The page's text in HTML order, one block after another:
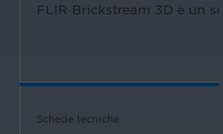
FLIR Brickstream 3D è un
Schede tecniche